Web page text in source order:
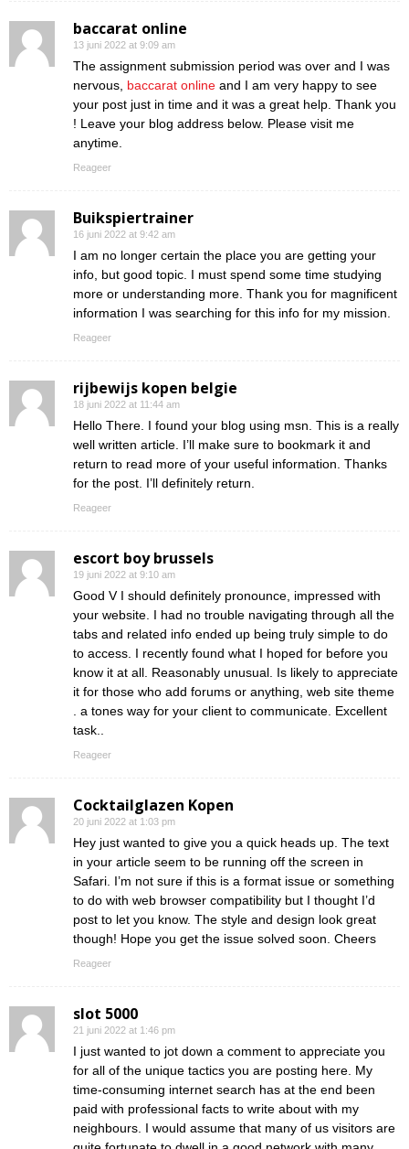
baccarat online
13 juni 2022 at 9:09 am
The assignment submission period was over and I was
nervous, baccarat online and I am very happy to see
your post just in time and it was a great help. Thank you
! Leave your blog address below. Please visit me
anytime.
Reageer
Buikspiertrainer
16 juni 2022 at 9:42 am
I am no longer certain the place you are getting your
info, but good topic. I must spend some time studying
more or understanding more. Thank you for magnificent
information I was searching for this info for my mission.
Reageer
rijbewijs kopen belgie
18 juni 2022 at 11:44 am
Hello There. I found your blog using msn. This is a really
well written article. I’ll make sure to bookmark it and
return to read more of your useful information. Thanks
for the post. I’ll definitely return.
Reageer
escort boy brussels
19 juni 2022 at 9:10 am
Good V I should definitely pronounce, impressed with
your website. I had no trouble navigating through all the
tabs and related info ended up being truly simple to do
to access. I recently found what I hoped for before you
know it at all. Reasonably unusual. Is likely to appreciate
it for those who add forums or anything, web site theme
. a tones way for your client to communicate. Excellent
task..
Reageer
Cocktailglazen Kopen
20 juni 2022 at 1:03 pm
Hey just wanted to give you a quick heads up. The text
in your article seem to be running off the screen in
Safari. I’m not sure if this is a format issue or something
to do with web browser compatibility but I thought I’d
post to let you know. The style and design look great
though! Hope you get the issue solved soon. Cheers
Reageer
slot 5000
21 juni 2022 at 1:46 pm
I just wanted to jot down a comment to appreciate you
for all of the unique tactics you are posting here. My
time-consuming internet search has at the end been
paid with professional facts to write about with my
neighbours. I would assume that many of us visitors are